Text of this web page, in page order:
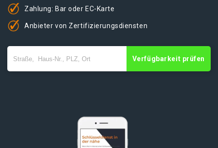
Zahlung: Bar oder EC-Karte
Anbieter von Zertifizierungsdiensten
Verfügbarkeit prüfen